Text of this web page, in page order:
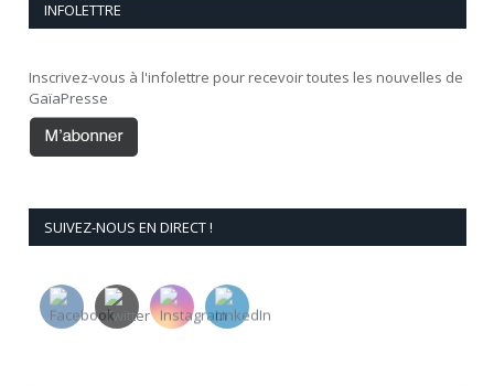
INFOLETTRE
Inscrivez-vous à l'infolettre pour recevoir toutes les nouvelles de
GaïaPresse
SUIVEZ-NOUS EN DIRECT !